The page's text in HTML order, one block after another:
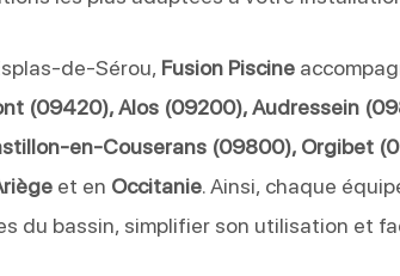
de-Sérou, Fusion Piscine
(09420), Alos (09200), Audressein
en-Couserans (09800), Orgibet
et en Occitanie. Ainsi, chaque
du bassin, simplifier son utilisation et